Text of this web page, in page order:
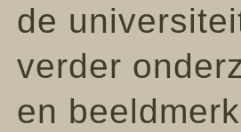
de
verder
en